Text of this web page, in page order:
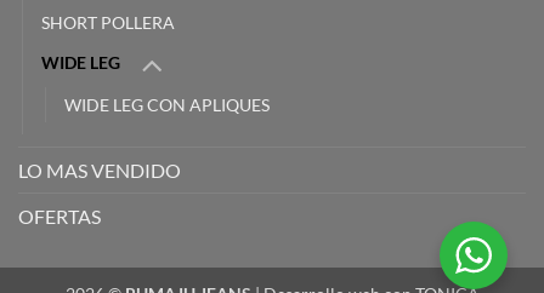
SHORT POLLERA
WIDE LEG
WIDE LEG CON APLIQUES
LO MAS VENDIDO
OFERTAS